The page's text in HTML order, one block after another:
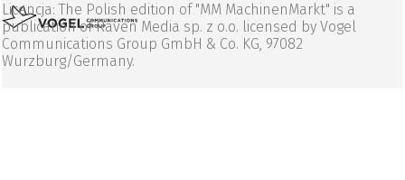
Licencja: The Polish edition of "MM MachinenMarkt" is a
publication of Raven Media sp. z o.o. licensed by Vogel
Communications Group GmbH & Co. KG, 97082
Wurzburg/Germany.